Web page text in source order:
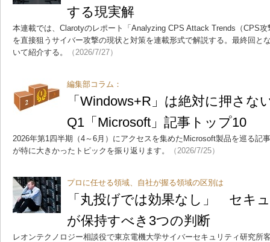
する現実解
本連載では、Clarotyのレポート「Analyzing CPS Attack Trends（CPS
を直接狙うサイバー攻撃の現状と対策を連載形式で解説する。最終回と
いて紹介する。
（2026/7/27）
編集部コラム：
「Windows+R」は絶対に押さ
Q1「Microsoft」記事トップ10
2026年第1四半期（4～6月）にアクセスを集めたMicrosoft製品を巡る記
が特に大きかったトピックを振り返ります。
（2026/7/25）
プロに任せる領域、自社が握る領域の区別は
「丸投げでは効果なし」 セキ
が保持すべき3つの判断
レオンテクノロジー相談役で東京電機大学サイバーセキュリティ研究所